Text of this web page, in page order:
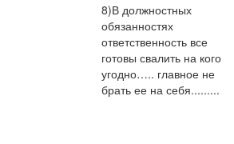
8)В должностных
обязанностях
ответственность все
готовы свалить на кого
угодно….. главное не
брать ее на себя.........